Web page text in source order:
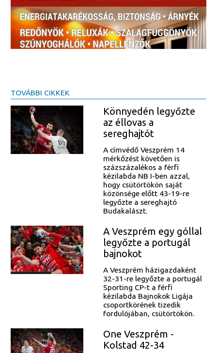
TOVÁBBI CIKKEK
Könnyedén legyőzte
az éllovas a
sereghajtót
A címvédő Veszprém 14
mérkőzést követően is
százszázalékos a férfi
kézilabda NB I-ben azzal,
hogy csütörtökön saját
közönsége előtt 43-19-re
legyőzte a sereghajtó
Budakalászt.
A Veszprém egy góllal
legyőzte a portugál
bajnokot
A Veszprém házigazdaként
32-31-re legyőzte a portugál
Sporting CP-t a férfi
kézilabda Bajnokok Ligája
csoportkörének tizedik
fordulójában, csütörtökön.
One Veszprém -
Kolstad 42-34